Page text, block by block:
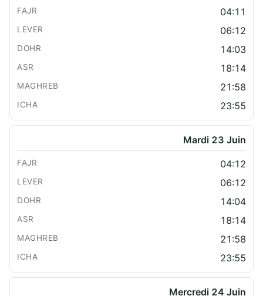
04:11
06:12
14:03
18:14
21:58
23:55
Mardi 23 Juin
04:12
06:12
14:04
18:14
21:58
23:55
Mercredi 24 Juin